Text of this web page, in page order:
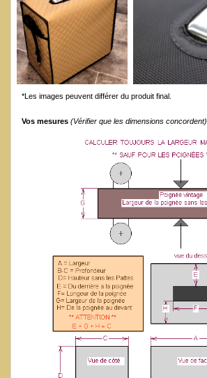
*Les images peuvent différer du produit final.
Vos mesures (Vérifier que les dimensions concordent)